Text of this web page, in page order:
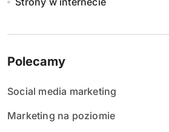
Polecamy
Social media marketing
Marketing na poziomie